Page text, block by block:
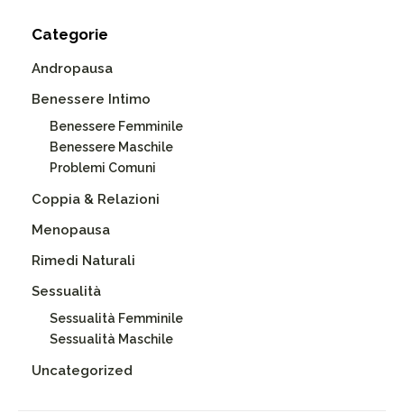
Categorie
Andropausa
Benessere Intimo
Benessere Femminile
Benessere Maschile
Problemi Comuni
Coppia & Relazioni
Menopausa
Rimedi Naturali
Sessualità
Sessualità Femminile
Sessualità Maschile
Uncategorized